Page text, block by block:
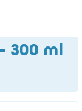
300 ml